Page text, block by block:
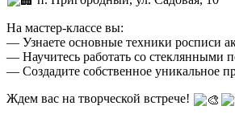
На мастер-классе вы:
— Узнаете основные техники росписи
— Научитесь работать со стеклянными
— Создадите собственное уникальное
Ждем вас на творческой встрече!